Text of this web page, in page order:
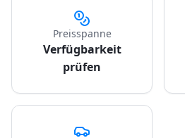
Preisspanne
Verfügbarkeit
prüfen